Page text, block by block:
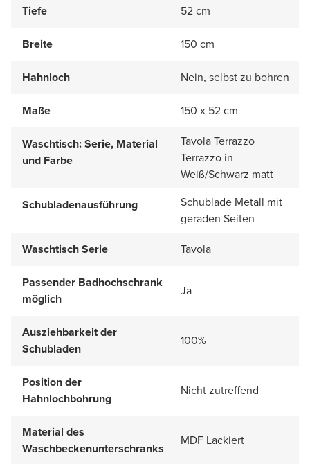
Tiefe
52 cm
Breite 150 cm
Hahnloch Nein, selbst zu bohren
Maße 150 x 52 cm
Waschtisch: Serie, Material
und Farbe
Tavola Terrazzo
Terrazzo in
Weiß/Schwarz matt
Schubladenausführung
Schublade Metall mit
geraden Seiten
Waschtisch Serie
Tavola
Passender Badhochschrank
möglich
Ja
Ausziehbarkeit der
Schubladen
100%
Position der
Hahnlochbohrung
Nicht zutreffend
Material des
Waschbeckenunterschranks
MDF Lackiert